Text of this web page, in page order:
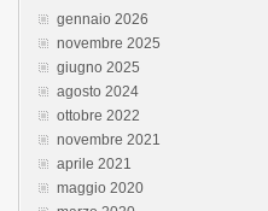
gennaio 2026
novembre 2025
giugno 2025
agosto 2024
ottobre 2022
novembre 2021
aprile 2021
maggio 2020